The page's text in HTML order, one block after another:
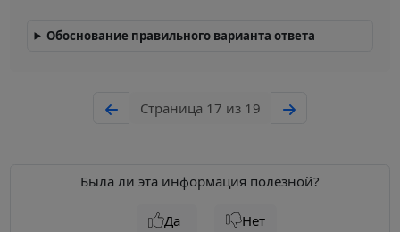
Обоснование правильного варианта ответа
Страница 17 из 19
Была ли эта информация полезной?
Да Нет